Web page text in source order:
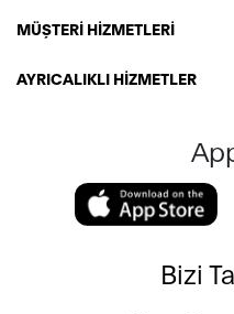
MÜŞTERİ HİZMETLERİ
AYRICALIKLI HİZMETLER
Bizi